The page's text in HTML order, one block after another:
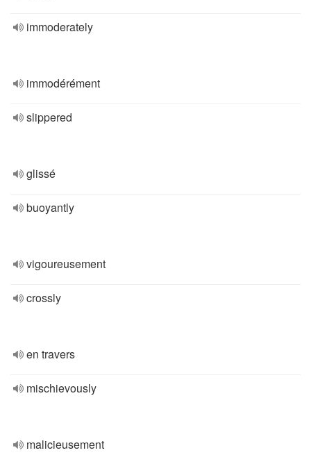
immoderately
immodérément
slippered
glissé
buoyantly
vigoureusement
crossly
en travers
mischievously
malicieusement